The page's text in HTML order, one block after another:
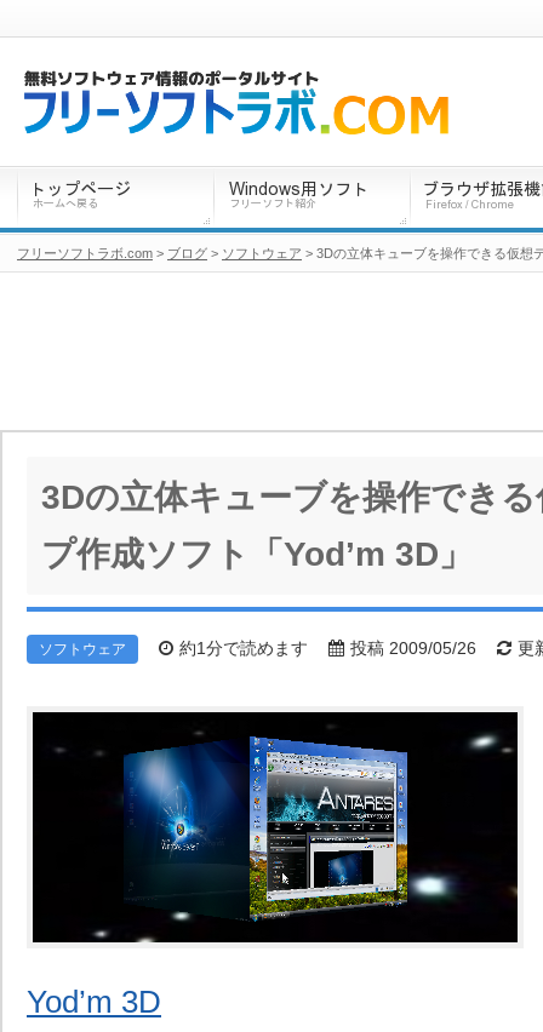
3Dの立体キューブを操作でき
プ作成ソフト「Yod’m 3D」
ソフトウェア 約1分で読めます 投稿 2009/05/26 更
Yod’m 3D
フリーソフトラボ.com > ブログ > ソフトウェア > 3Dの立体キューブを操作できる仮想